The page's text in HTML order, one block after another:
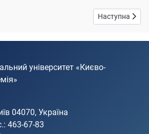
Свірідов Наступна
Наступна
університет «Києво-
04070, Україна
463-67-83